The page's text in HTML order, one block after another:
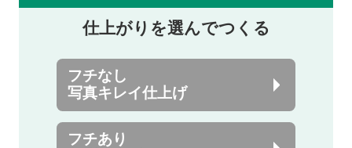
仕上がりを選んでつくる
フチなし
写真キレイ仕上げ
フチあり